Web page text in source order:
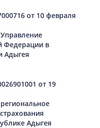
от 10 февраля
Федерации в
Адыгея
от 19
Адыгея